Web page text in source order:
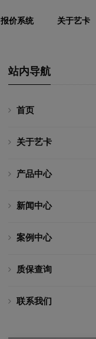
报价系统 关于艺卡
站内导航
首页
关于艺卡
产品中心
新闻中心
案例中心
质保查询
联系我们